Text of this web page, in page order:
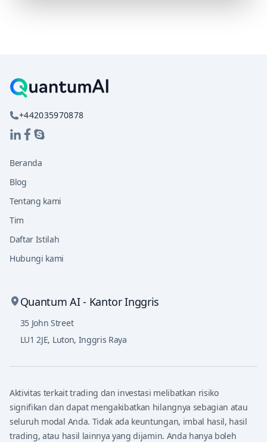
+442035970878
Beranda
Blog
Tentang kami
Tim
Daftar Istilah
Hubungi kami
Quantum AI - Kantor Inggris
35 John Street
LU1 2JE, Luton, Inggris Raya
Aktivitas terkait trading dan investasi melibatkan risiko
signifikan dan dapat mengakibatkan hilangnya sebagian atau
seluruh modal Anda. Tidak ada keuntungan, imbal hasil, hasil
trading, atau hasil lainnya yang dijamin. Anda hanya boleh